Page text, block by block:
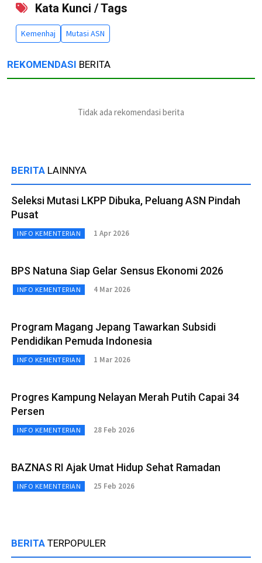
Kata Kunci / Tags
Kemenhaj Mutasi ASN
REKOMENDASI BERITA
Tidak ada rekomendasi berita
BERITA LAINNYA
Seleksi Mutasi LKPP Dibuka, Peluang ASN Pindah
Pusat
INFO KEMENTERIAN 1 Apr 2026
BPS Natuna Siap Gelar Sensus Ekonomi 2026
INFO KEMENTERIAN 4 Mar 2026
Program Magang Jepang Tawarkan Subsidi
Pendidikan Pemuda Indonesia
INFO KEMENTERIAN 1 Mar 2026
Progres Kampung Nelayan Merah Putih Capai 34
Persen
INFO KEMENTERIAN 28 Feb 2026
BAZNAS RI Ajak Umat Hidup Sehat Ramadan
INFO KEMENTERIAN 25 Feb 2026
BERITA TERPOPULER